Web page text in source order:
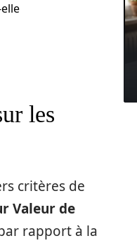
les
critères de
Valeur de
rapport à la